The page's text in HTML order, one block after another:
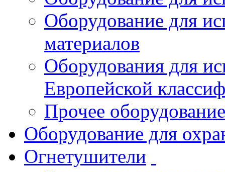
Оборудование для
материалов
Оборудования для
Европейской
Прочее оборудование
Оборудование для
Огнетушители